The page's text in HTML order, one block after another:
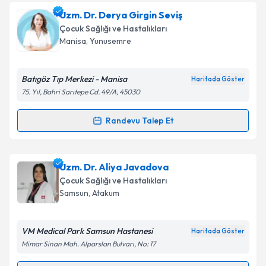
Uzm. Dr. Fikret İşbilir için randevu takvimi talebi
oluşturun. Size bu uzmandan randevu almanız için bir
takvim hazırlandığında e-posta ile bilgilendireceğiz.
Kişisel verilerimin işlenmesine ilişkin
Metni'ni okudum ve kişisel verilerimin belirtilen
Takvim Talebini Gönder
Uzm. Dr. Derya Girgin Seviş
Çocuk Sağlığı ve Hastalıkları
Manisa, Yunusemre
Batıgöz Tıp Merkezi - Manisa Haritada Göster
75. Yıl, Bahri Sarıtepe Cd. 49/A, 45030
Randevu Talep Et
Randevu Takvimi Talebi
Uzm. Dr. Derya Girgin Sevişiçin randevu takvimi
talebi oluşturun. Size bu uzmandan randevu almanız
için bir takvim hazırlandığında e-posta ile
bilgilendireceğiz.
Uzm. Dr. Aliya Javadova
Çocuk Sağlığı ve Hastalıkları
Samsun, Atakum
VM Medical Park Samsun Hastanesi Haritada Göster
Mimar Sinan Mah. Alparslan Bulvarı, No: 17